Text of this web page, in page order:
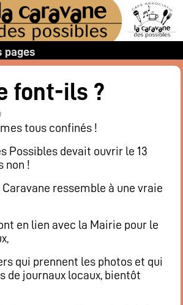
pages
?
et documents
de la Caravane des Possibles
photos
restaurant
font-ils ?
tous confinés !
Possibles devait ouvrir le 13
non !
ressemble à une vraie
en lien avec la Mairie pour le
qui prennent les photos et qui
de journaux locaux, bientôt